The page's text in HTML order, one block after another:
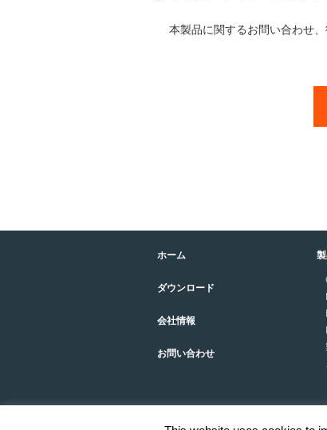
本製品に関するお問い合わせ
ホーム
ダウンロード
会社情報
お問い合わせ